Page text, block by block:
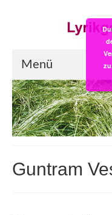
Menü
Start
LYRIK:POST
Einkaufsladen
Guntram